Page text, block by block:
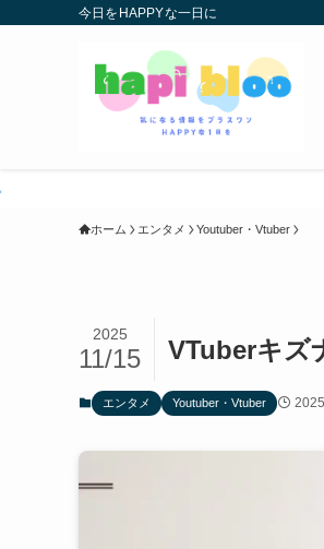
今日をHAPPYな一日に
ホーム エンタメ Youtuber・Vtuber
VTuberキズ
2025
11/15
エンタメ Youtuber・Vtuber